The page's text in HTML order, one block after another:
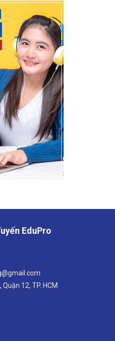
EduPro
12, TP. HCM